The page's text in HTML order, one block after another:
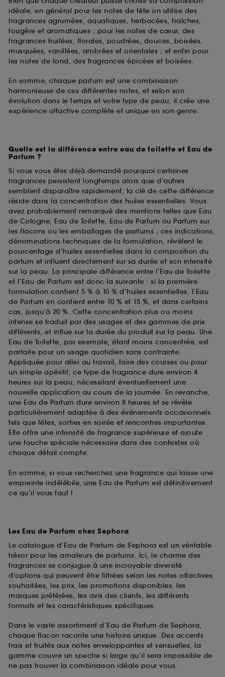
idéale, en général pour les notes de tête on utilise des
fragrances agrumées, aquatiques, herbacées, fraîches,
fougère et aromatiques ; pour les notes de cœur, des
fragrances fruitées, florales, poudrées, douces, boisées,
musquées, vanillées, ambrées et orientales ; et enfin pour
les notes de fond, des fragrances épicées et boisées.
En somme, chaque parfum est une combinaison
harmonieuse de ces différentes notes, et selon son
évolution dans le temps et votre type de peau, il crée une
expérience olfactive complète et unique en son genre.
Quelle est la différence entre eau de toilette et Eau de
Parfum ?
Si vous vous êtes déjà demandé pourquoi certaines
fragrances persistent longtemps alors que d’autres
semblent disparaître rapidement, la clé de cette différence
réside dans la concentration des huiles essentielles. Vous
avez probablement remarqué des mentions telles que Eau
de Cologne, Eau de Toilette, Eau de Parfum ou Parfum sur
les flacons ou les emballages de parfums ; ces indications,
dénominations techniques de la formulation, révèlent le
pourcentage d’huiles essentielles dans la composition du
parfum et influent directement sur sa durée et son intensité
sur la peau. La principale différence entre l’Eau de Toilette
et l’Eau de Parfum est donc la suivante : si la première
formulation contient 5 % à 10 % d’huiles essentielles, l’Eau
de Parfum en contient entre 10 % et 15 %, et dans certains
cas, jusqu’à 20 %. Cette concentration plus ou moins
intense se traduit par des usages et des gammes de prix
différents, et influe sur la durée du produit sur la peau. Une
Eau de Toilette, par exemple, étant moins concentrée, est
parfaite pour un usage quotidien sans contrainte.
Appliquée pour aller au travail, faire des courses ou pour
un simple apéritif, ce type de fragrance dure environ 4
heures sur la peau, nécessitant éventuellement une
nouvelle application au cours de la journée. En revanche,
une Eau de Parfum dure environ 8 heures et se révèle
particulièrement adaptée à des événements occasionnels
tels que fêtes, sorties en soirée et rencontres importantes.
Elle offre une intensité de fragrance supérieure et ajoute
une touche spéciale nécessaire dans des contextes où
chaque détail compte.
En somme, si vous recherchez une fragrance qui laisse une
empreinte indélébile, une Eau de Parfum est définitivement
ce qu’il vous faut !
Les Eau de Parfum chez Sephora
Le catalogue d’Eau de Parfum de Sephora est un véritable
trésor pour les amateurs de parfums. Ici, le charme des
fragrances se conjugue à une incroyable diversité
d’options qui peuvent être filtrées selon les notes olfactives
souhaitées, les prix, les promotions disponibles, les
marques préférées, les avis des clients, les différents
formats et les caractéristiques spécifiques.
Dans le vaste assortiment d’Eau de Parfum de Sephora,
chaque flacon raconte une histoire unique. Des accents
frais et fruités aux notes enveloppantes et sensuelles, la
gamme couvre un spectre si large qu’il sera impossible de
ne pas trouver la combinaison idéale pour vous.